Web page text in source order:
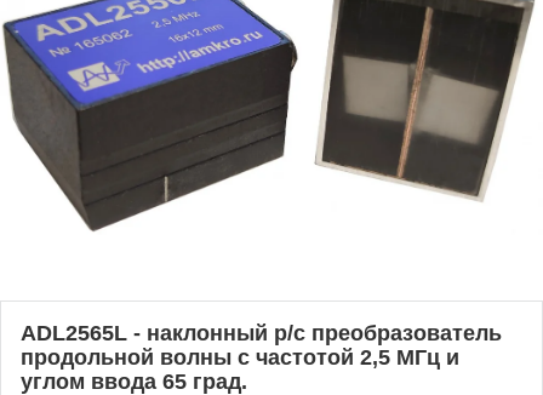
ADL2565L - наклонный р/с преобразователь
продольной волны с частотой 2,5 МГц и
углом ввода 65 град.